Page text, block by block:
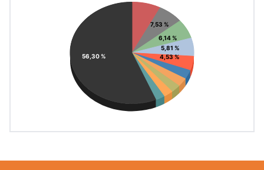
Pie chart with 11 slices.
View as data table, Chart
7,53 %
6,14 %
5,81 %
4,53 %
56,30 %